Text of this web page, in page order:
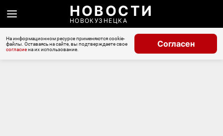
НОВОСТИ
НОВОКУЗНЕЦКА
На информационном ресурсе применяются cookie-
файлы. Оставаясь на сайте, вы подтверждаете свое
согласиена их использование.
Согласен